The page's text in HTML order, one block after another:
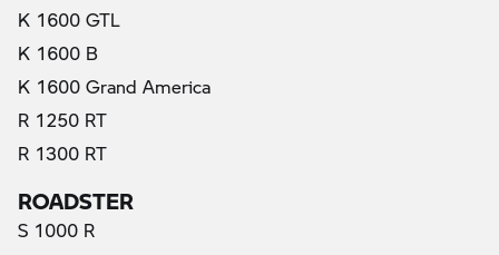
K 1600 GTL
K 1600 B
K 1600 Grand America
R 1250 RT
R 1300 RT
ROADSTER
S 1000 R